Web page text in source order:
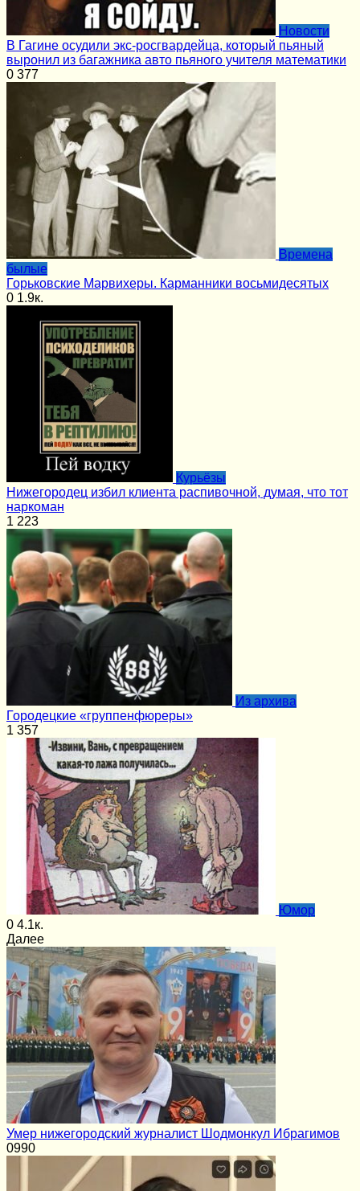
Новости
В Гагине осудили экс-росгвардейца, который пьяный
выронил из багажника авто пьяного учителя математики
0 377
Времена
былые
Горьковские Марвихеры. Карманники восьмидесятых
0 1.9к.
Курьёзы
Нижегородец избил клиента распивочной, думая, что тот
наркоман
1 223
Из архива
Городецкие «группенфюреры»
1 357
Юмор
0 4.1к.
Далее
Умер нижегородский журналист Шодмонкул Ибрагимов
0990